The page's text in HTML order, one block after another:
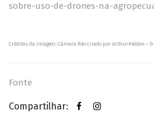
sobre-uso-de-drones-na-
Créditos da imagem:Câmera foto criado por ArthurHidden –
Fonte
Compartilhar: